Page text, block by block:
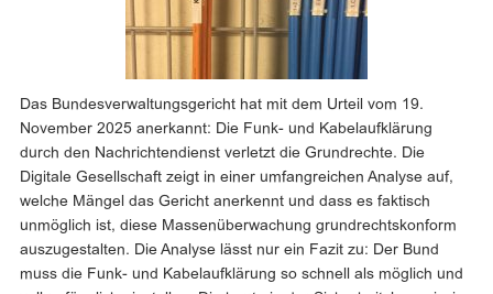
Das Bundesverwaltungsgericht hat mit dem Urteil vom 19.
November 2025 anerkannt: Die Funk- und Kabelaufklärung
durch den Nachrichtendienst verletzt die Grundrechte. Die
Digitale Gesellschaft zeigt in einer umfangreichen Analyse auf,
welche Mängel das Gericht anerkennt und dass es faktisch
unmöglich ist, diese Massenüberwachung grundrechtskonform
auszugestalten. Die Analyse lässt nur ein Fazit zu: Der Bund
muss die Funk- und Kabelaufklärung so schnell als möglich und